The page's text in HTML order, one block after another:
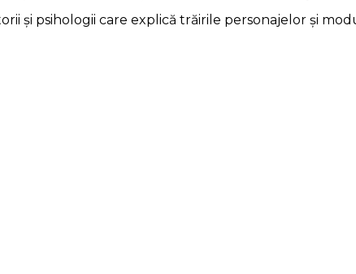
şi psihologii care explică trăirile personajelor şi